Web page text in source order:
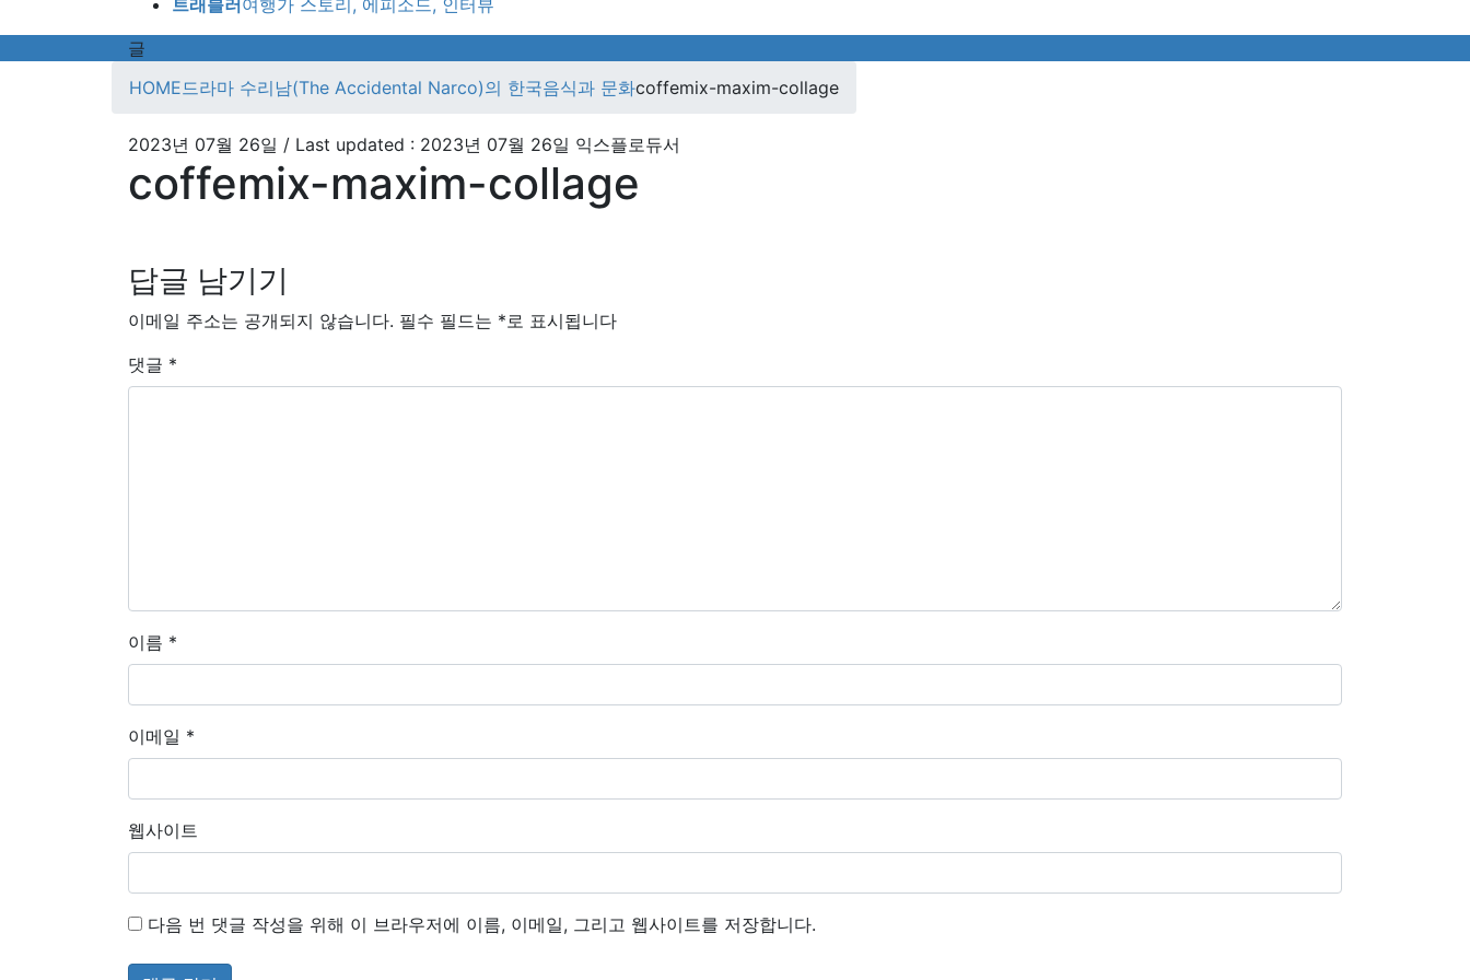
트래블러 여행가 스토리, 에피소드, 인터뷰
글
HOME드라마 수리남(The Accidental Narco)의 한국음식과 문화coffemix-maxim-collage
2023년 07월 26일 / Last updated : 2023년 07월 26일 익스플로듀서
coffemix-maxim-collage
답글 남기기
이메일 주소는 공개되지 않습니다. 필수 필드는 *로 표시됩니다
댓글 *
이름 *
이메일 *
웹사이트
다음 번 댓글 작성을 위해 이 브라우저에 이름, 이메일, 그리고 웹사이트를 저장합니다.